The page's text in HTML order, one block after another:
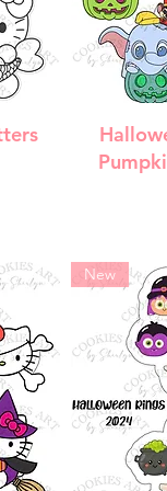
New